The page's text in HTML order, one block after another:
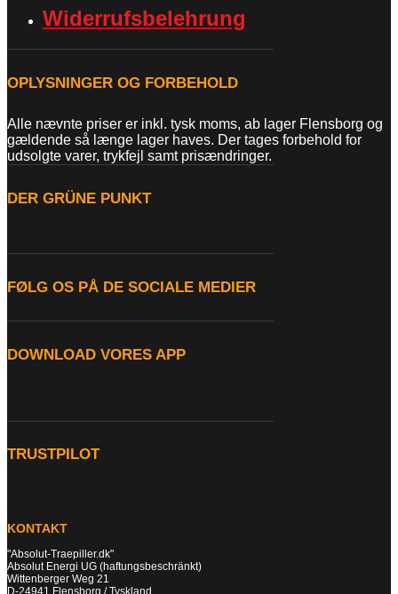
Widerrufsbelehrung
OPLYSNINGER OG FORBEHOLD
Alle nævnte priser er inkl. tysk moms, ab lager Flensborg og
gældende så længe lager haves. Der tages forbehold for
udsolgte varer, trykfejl samt prisændringer.
DER GRÜNE PUNKT
FØLG OS PÅ DE SOCIALE MEDIER
DOWNLOAD VORES APP
TRUSTPILOT
KONTAKT
"Absolut-Traepiller.dk"
Absolut Energi UG (haftungsbeschränkt)
Wittenberger Weg 21
D-24941 Flensborg / Tyskland